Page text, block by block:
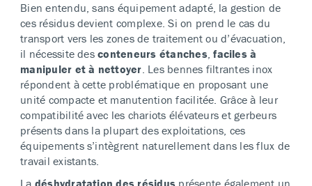
Bien entendu, sans équipement adapté, la gestion de
ces résidus devient complexe. Si on prend le cas du
transport vers les zones de traitement ou d’évacuation,
il nécessite desconteneurs étanches, faciles à
manipuler et à nettoyer. Les bennes filtrantes inox
répondent à cette problématique en proposant une
unité compacte et manutention facilitée. Grâce à leur
compatibilité avec les chariots élévateurs et gerbeurs
présents dans la plupart des exploitations, ces
équipements s’intègrent naturellement dans les flux de
travail existants.